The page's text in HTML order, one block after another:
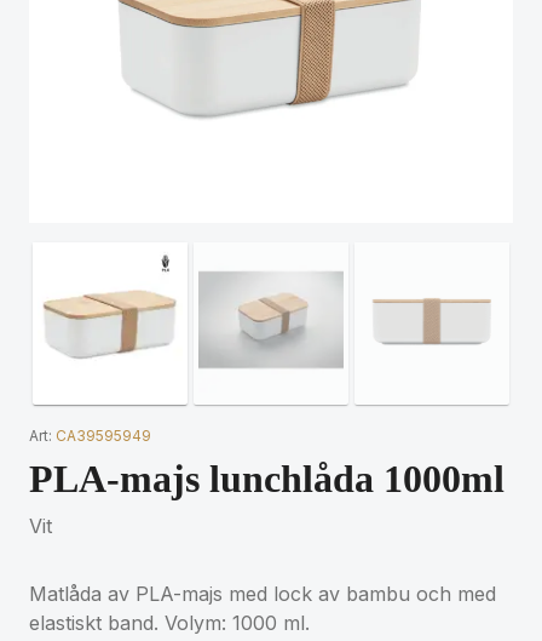
Art: CA39595949
PLA-majs lunchlåda 1000ml
Vit
Matlåda av PLA-majs med lock av bambu och med
elastiskt band. Volym: 1000 ml.